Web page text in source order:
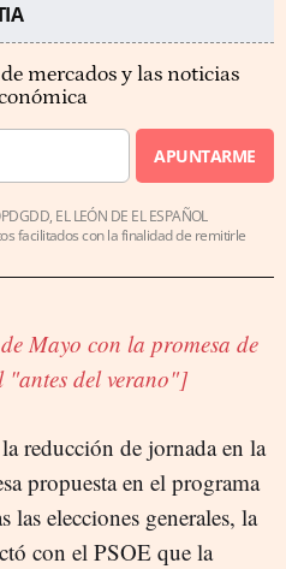
mercados y las noticias
APUNTARME
EL LEÓN DE EL ESPAÑOL
facilitados con la finalidad de remitirle
Mayo con la promesa de
del verano"]
reducción de jornada en la
propuesta en el programa
las elecciones generales, la
con el PSOE que la